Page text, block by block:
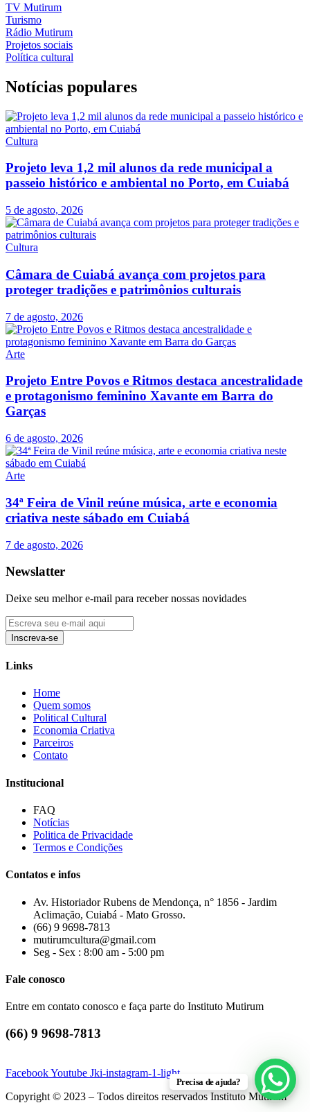
TV Mutirum
Turismo
Rádio Mutirum
Projetos sociais
Política cultural
Notícias populares
Cultura
Projeto leva 1,2 mil alunos da rede municipal a
passeio histórico e ambiental no Porto, em Cuiabá
5 de agosto, 2026
Cultura
Câmara de Cuiabá avança com projetos para
proteger tradições e patrimônios culturais
7 de agosto, 2026
Arte
Projeto Entre Povos e Ritmos destaca ancestralidade
e protagonismo feminino Xavante em Barra do
Garças
6 de agosto, 2026
Arte
34ª Feira de Vinil reúne música, arte e economia
criativa neste sábado em Cuiabá
7 de agosto, 2026
Newslatter
Deixe seu melhor e-mail para receber nossas novidades
Inscreva-se
Links
Home
Quem somos
Political Cultural
Economia Criativa
Parceiros
Contato
Institucional
FAQ
Notícias
Politica de Privacidade
Termos e Condições
Contatos e infos
Av. Historiador Rubens de Mendonça, n° 1856 - Jardim
Aclimação, Cuiabá - Mato Grosso.
(66) 9 9698-7813
mutirumcultura@gmail.com
Seg - Sex : 8:00 am - 5:00 pm
Fale conosco
Entre em contato conosco e faça parte do Instituto Mutirum
(66) 9 9698-7813
FacebookYoutube Jki-instagram-1-light
Copyright © 2023 – Todos direitos reservados Instituto Mutirum
Precisa de ajuda?